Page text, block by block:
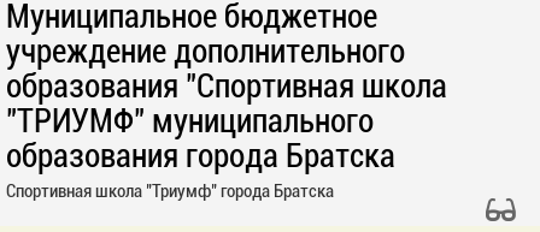
Муниципальное бюджетное
учреждение дополнительного
образования "Спортивная школа
"ТРИУМФ" муниципального
образования города Братска
Спортивная школа "Триумф" города Братска